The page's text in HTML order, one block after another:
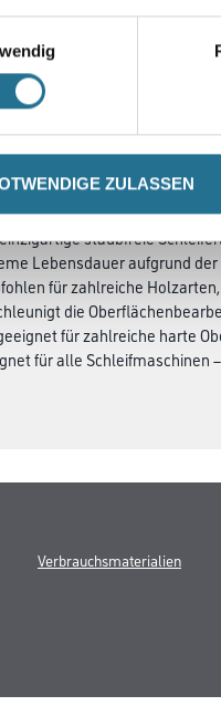
ZULASSEN
ZUSATZINFOS
staubfreie
Lebensdauer aufgrund
für zahlreiche
die
für zahlreiche harte
für alle Schleifmaschinen
Verbrauchsmaterialien